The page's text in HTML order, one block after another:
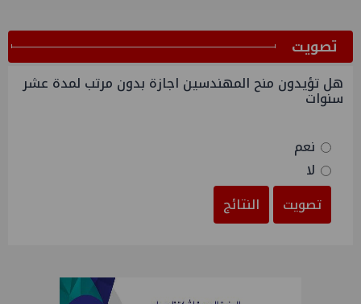
ﺗﺼﻮﻳﺖ
هل تؤيدون منح المهندسين اجازة بدون مرتب لمدة عشر
سنوات
نعم
لا
تصويت
النتائج